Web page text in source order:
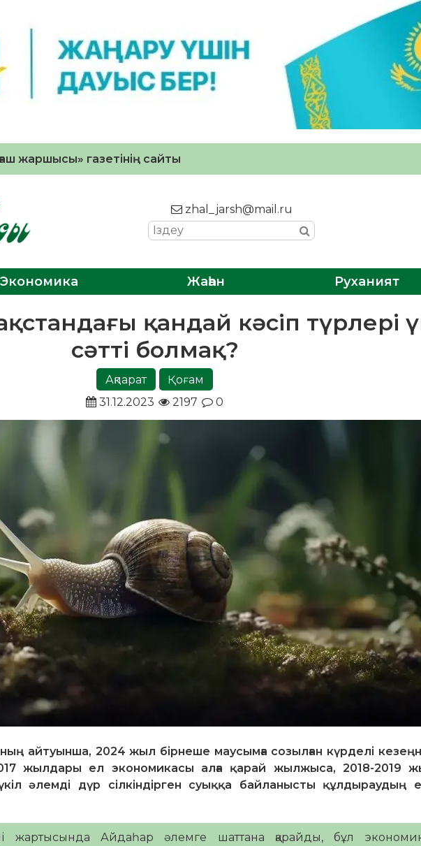
жаршысы» газетінің сайты
zhal_jarsh@mail.ru
Экономика Жаһан Руханият
қандай кәсіп түрлері
сәтті болмақ?
Ақпарат
Қоғам
31.12.2023
2197 0
айтуынша, 2024 жыл бірнеше маусымға созылған күрделі
жылдары ел экономикасы алға қарай жылжыса, 2018-2019
әлемді дүр сілкіндірген суыққа байланысты құлдыраудың
жартысында Айдаһар әлемге шаттана қарайды, бұл